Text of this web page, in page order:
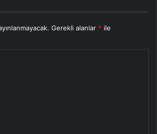
Gerekli alanlar * ile